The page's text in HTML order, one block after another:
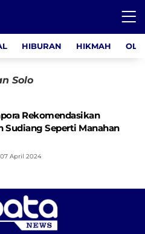
HIBURAN HIKMAH
Solo
Rekomendasikan
Sudiang Seperti Manahan
07 April 2024